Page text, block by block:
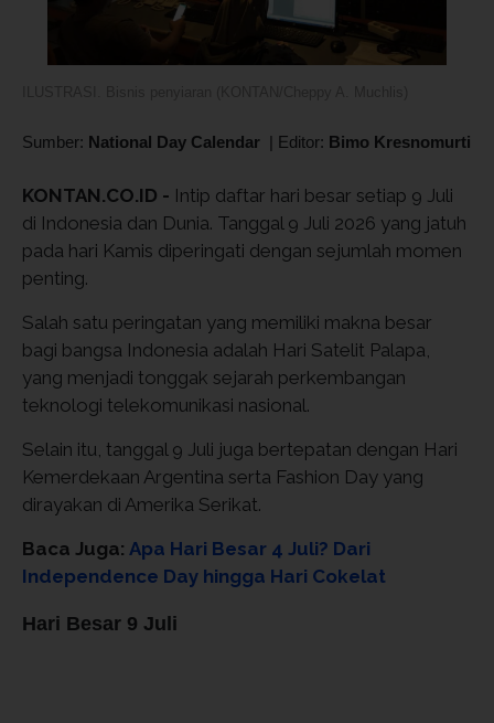
Sumber: National Day Calendar | Editor: Bimo Kresnomurti
KONTAN.CO.ID - Intip daftar hari besar setiap 9 Juli
di Indonesia dan Dunia. Tanggal 9 Juli 2026 yang jatuh
pada hari Kamis diperingati dengan sejumlah momen
penting.
Salah satu peringatan yang memiliki makna besar
bagi bangsa Indonesia adalah Hari Satelit Palapa,
yang menjadi tonggak sejarah perkembangan
teknologi telekomunikasi nasional.
Selain itu, tanggal 9 Juli juga bertepatan dengan Hari
Kemerdekaan Argentina serta Fashion Day yang
dirayakan di Amerika Serikat.
Baca Juga: Apa Hari Besar 4 Juli? Dari
Independence Day hingga Hari Cokelat
Hari Besar 9 Juli